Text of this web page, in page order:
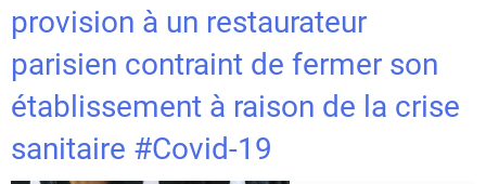
provision à un restaurateur
parisien contraint de fermer son
établissement à raison de la crise
sanitaire #Covid-19